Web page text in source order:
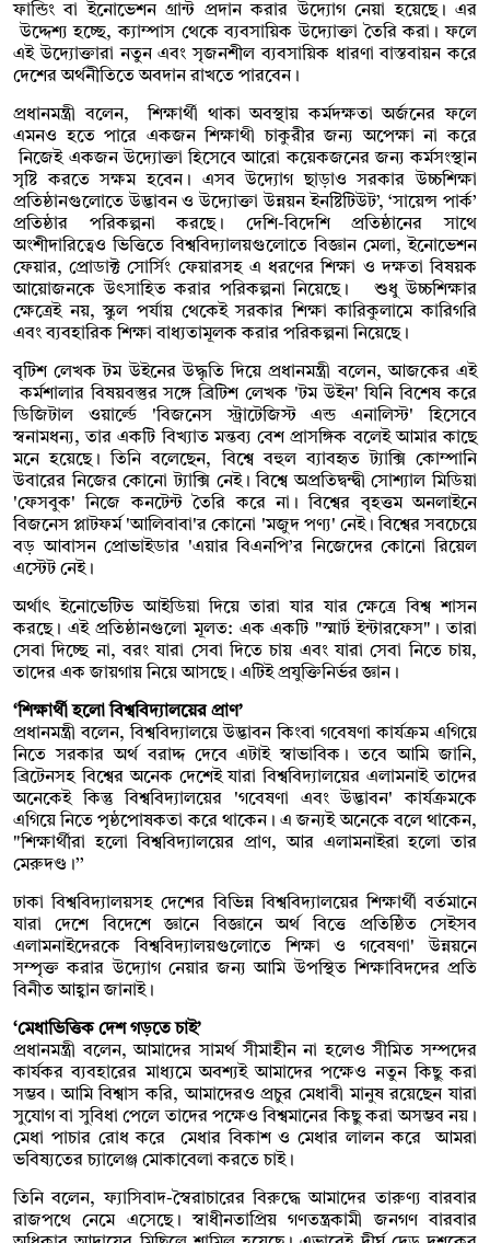
ফান্ডিং বা ইনোভেশন গ্রান্ট প্রদান করার উদ্যোগ নেয়া হয়েছে। এর
উদ্দেশ্য হচ্ছে, ক্যাম্পাস থেকে ব্যবসায়িক উদ্যোক্তা তৈরি করা। ফলে
এই উদ্যোক্তারা নতুন এবং সৃজনশীল ব্যবসায়িক ধারণা বাস্তবায়ন করে
দেশের অর্থনীতিতে অবদান রাখতে পারবেন।
প্রধানমন্ত্রী বলেন, শিক্ষার্থী থাকা অবস্থায় কর্মদক্ষতা অর্জনের ফলে
এমনও হতে পারে একজন শিক্ষাথী চাকুরীর জন্য অপেক্ষা না করে
নিজেই একজন উদ্যোক্তা হিসেবে আরো কয়েকজনের জন্য কর্মসংস্থান
সৃষ্টি করতে সক্ষম হবেন। এসব উদ্যোগ ছাড়াও সরকার উচ্চশিক্ষা
প্রতিষ্ঠানগুলোতে উদ্ভাবন ও উদ্যোক্তা উন্নয়ন ইনষ্টিটিউট’, ‘সায়েন্স পার্ক’
প্রতিষ্ঠার পরিকল্পনা করছে। দেশি-বিদেশি প্রতিষ্ঠানের সাথে
অংশীদারিত্বেও ভিত্তিতে বিশ্ববিদ্যালয়গুলোতে বিজ্ঞান মেলা, ইনোভেশন
ফেয়ার, প্রোডাক্ট সোর্সিং ফেয়ারসহ এ ধরণের শিক্ষা ও দক্ষতা বিষয়ক
আয়োজনকে উৎসাহিত করার পরিকল্পনা নিয়েছে। শুধু উচ্চশিক্ষার
ক্ষেত্রেই নয়, স্কুল পর্যায় থেকেই সরকার শিক্ষা কারিকুলামে কারিগরি
এবং ব্যবহারিক শিক্ষা বাধ্যতামূলক করার পরিকল্পনা নিয়েছে।
বৃটিশ লেখক টম উইনের উদ্ধৃতি দিয়ে প্রধানমন্ত্রী বলেন, আজকের এই
কর্মশালার বিষয়বস্তুর সঙ্গে ব্রিটিশ লেখক 'টম উইন' যিনি বিশেষ করে
ডিজিটাল ওয়ার্ল্ডে 'বিজনেস স্ট্রাটেজিস্ট এন্ড এনালিস্ট' হিসেবে
স্বনামধন্য, তার একটি বিখ্যাত মন্তব্য বেশ প্রাসঙ্গিক বলেই আমার কাছে
মনে হয়েছে। তিনি বলেছেন, বিশ্বে বহুল ব্যাবহৃত ট্যাক্সি কোম্পানি
উবারের নিজের কোনো ট্যাক্সি নেই। বিশ্বে অপ্রতিদ্বন্দ্বী সোশ্যাল মিডিয়া
'ফেসবুক' নিজে কনটেন্ট তৈরি করে না। বিশ্বের বৃহত্তম অনলাইনে
বিজনেস প্লাটফর্ম 'আলিবাবা'র কোনো 'মজুদ পণ্য' নেই। বিশ্বের সবচেয়ে
বড় আবাসন প্রোভাইডার 'এয়ার বিএনপি’র নিজেদের কোনো রিয়েল
এস্টেট নেই।
অর্থাৎ ইনোভেটিভ আইডিয়া দিয়ে তারা যার যার ক্ষেত্রে বিশ্ব শাসন
করছে। এই প্রতিষ্ঠানগুলো মূলত: এক একটি "স্মার্ট ইন্টারফেস"। তারা
সেবা দিচ্ছে না, বরং যারা সেবা দিতে চায় এবং যারা সেবা নিতে চায়,
তাদের এক জায়গায় নিয়ে আসছে। এটিই প্রযুক্তিনির্ভর জ্ঞান।
‘শিক্ষার্থী হলো বিশ্ববিদ্যালয়ের প্রাণ’
প্রধানমন্ত্রী বলেন, বিশ্ববিদ্যালয়ে উদ্ভাবন কিংবা গবেষণা কার্যক্রম এগিয়ে
নিতে সরকার অর্থ বরাদ্দ দেবে এটাই স্বাভাবিক। তবে আমি জানি,
ব্রিটেনসহ বিশ্বের অনেক দেশেই যারা বিশ্ববিদ্যালয়ের এলামনাই তাদের
অনেকেই কিন্তু বিশ্ববিদ্যালয়ের 'গবেষণা এবং উদ্ভাবন' কার্যক্রমকে
এগিয়ে নিতে পৃষ্ঠপোষকতা করে থাকেন। এ জন্যই অনেকে বলে থাকেন,
"শিক্ষার্থীরা হলো বিশ্ববিদ্যালয়ের প্রাণ, আর এলামনাইরা হলো তার
মেরুদণ্ড।’’
ঢাকা বিশ্ববিদ্যালয়সহ দেশের বিভিন্ন বিশ্ববিদ্যালয়ের শিক্ষার্থী বর্তমানে
যারা দেশে বিদেশে জ্ঞানে বিজ্ঞানে অর্থ বিত্তে প্রতিষ্ঠিত সেইসব
এলামনাইদেরকে বিশ্ববিদ্যালয়গুলোতে শিক্ষা ও গবেষণা' উন্নয়নে
সম্পৃক্ত করার উদ্যোগ নেয়ার জন্য আমি উপস্থিত শিক্ষাবিদদের প্রতি
বিনীত আহ্বান জানাই।
‘মেধাভিত্তিক দেশ গড়তে চাই’
প্রধানমন্ত্রী বলেন, আমাদের সামর্থ সীমাহীন না হলেও সীমিত সম্পদের
কার্যকর ব্যবহারের মাধ্যমে অবশ্যই আমাদের পক্ষেও নতুন কিছু করা
সম্ভব। আমি বিশ্বাস করি, আমাদেরও প্রচুর মেধাবী মানুষ রয়েছেন যারা
সুযোগ বা সুবিধা পেলে তাদের পক্ষেও বিশ্বমানের কিছু করা অসম্ভব নয়।
মেধা পাচার রোধ করে মেধার বিকাশ ও মেধার লালন করে আমরা
ভবিষ্যতের চ্যালেঞ্জ মোকাবেলা করতে চাই।
তিনি বলেন, ফ্যাসিবাদ-স্বৈরাচারের বিরুদ্ধে আমাদের তারুণ্য বারবার
রাজপথে নেমে এসেছে। স্বাধীনতাপ্রিয় গণতন্ত্রকামী জনগণ বারবার